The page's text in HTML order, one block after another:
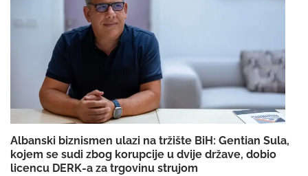
Albanski biznismen ulazi na tržište BiH: Gentian Sula,
kojem se sudi zbog korupcije u dvije države, dobio
licencu DERK-a za trgovinu strujom